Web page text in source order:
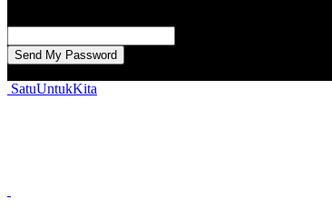
SatuUntukKita